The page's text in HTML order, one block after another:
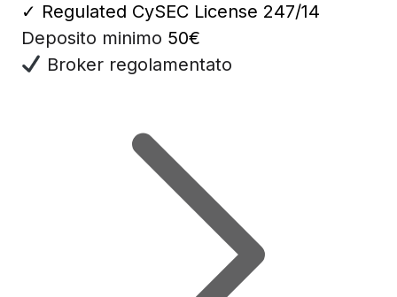
✓ Regulated CySEC License 247/14
Deposito minimo 50€
Broker regolamentato